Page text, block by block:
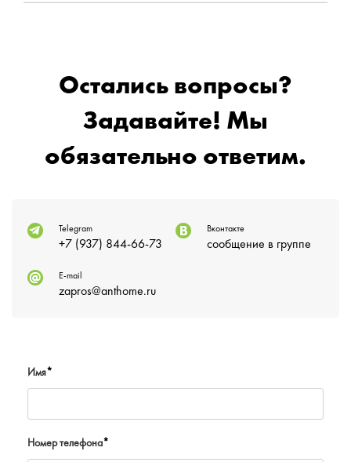
Остались вопросы?
Задавайте! Мы
обязательно ответим.
Telegram
+7 (937) 844-66-73
Вконтакте
сообщение в группе
E-mail
zapros@anthome.ru
Имя*
Номер телефона*